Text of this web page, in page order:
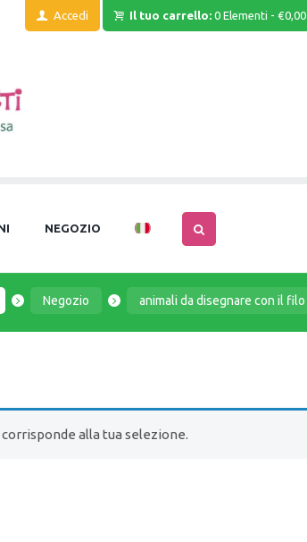
Accedi Il tuo carrello: 0 Elementi -€0,00
NEGOZIO
Negozio animali da disegnare con il filo
alla tua selezione.